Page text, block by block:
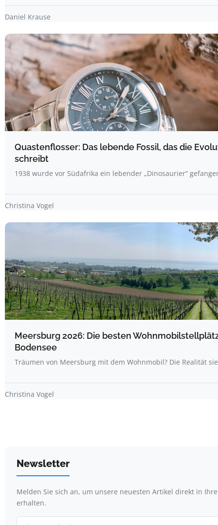
Daniel Krause
Quastenflosser: Das lebende Fossil, das die
schreibt
1938 wurde vor Südafrika ein lebender „Dinosaurier“
Christina Vogel
Meersburg 2026: Die besten
Bodensee
Träumen von Meersburg mit dem Wohnmobil? Die Realität
Christina Vogel
Newsletter
Melden Sie sich an, um unsere neuesten Artikel direkt in
erhalten.